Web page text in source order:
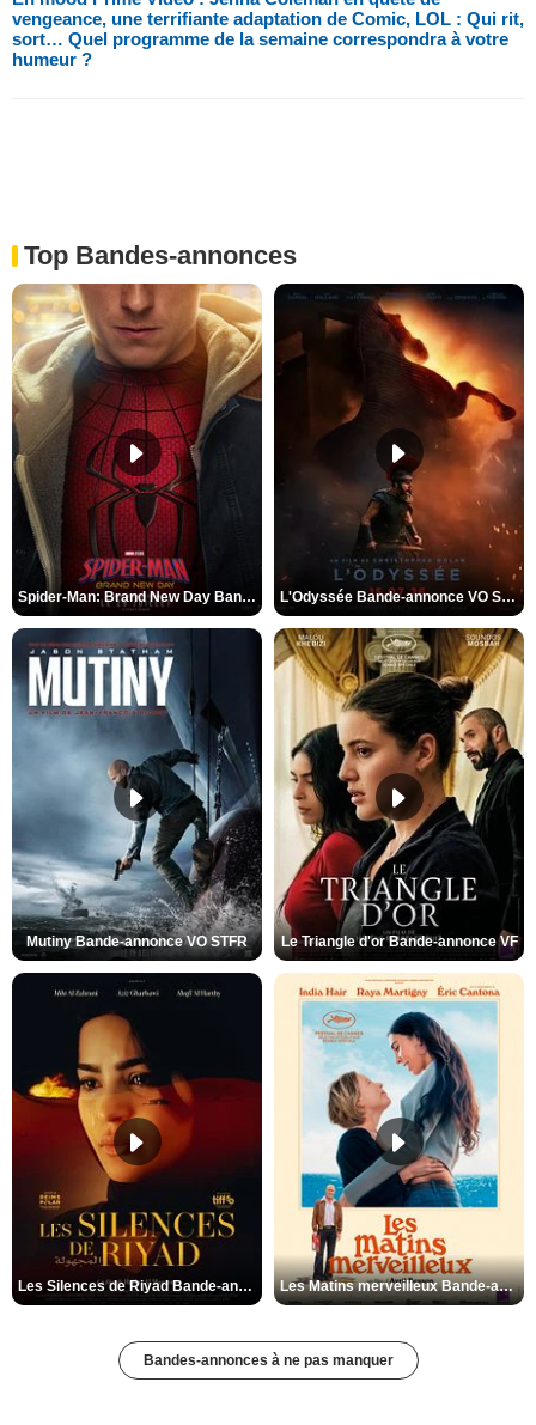
vengeance, une terrifiante adaptation de Comic, LOL : Qui rit,
sort… Quel programme de la semaine correspondra à votre
humeur ?
Top Bandes-annonces
Spider-Man: Brand New Day Bande-annonce VO STFR L'Odyssée Bande-annonce VO STFR
Mutiny Bande-annonce VO STFR Le Triangle d'or Bande-annonce VF
Les Silences de Riyad Bande-annonce VO STFR Les Matins merveilleux Bande-annonce VF
Bandes-annonces à ne pas manquer